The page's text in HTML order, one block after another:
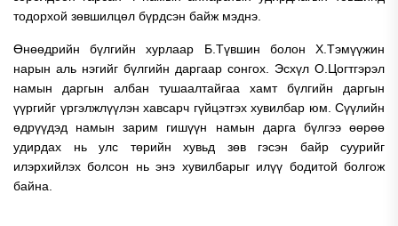
тодорхой зөвшилцөл бүрдсэн байж мэднэ.
Өнөөдрийн бүлгийн хурлаар Б.Түвшин болон Х.Тэмүүжин
нарын аль нэгийг бүлгийн даргаар сонгох. Эсхүл О.Цогтгэрэл
намын даргын албан тушаалтайгаа хамт бүлгийн даргын
үүргийг үргэлжлүүлэн хавсарч гүйцэтгэх хувилбар юм. Сүүлийн
өдрүүдэд намын зарим гишүүн намын дарга бүлгээ өөрөө
удирдах нь улс төрийн хувьд зөв гэсэн байр суурийг
илэрхийлэх болсон нь энэ хувилбарыг илүү бодитой болгож
байна.